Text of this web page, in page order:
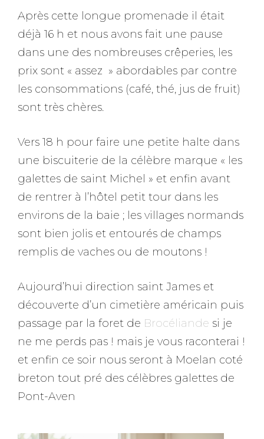
Après cette longue promenade il était
déjà 16 h et nous avons fait une pause
dans une des nombreuses crêperies, les
prix sont « assez » abordables par contre
les consommations (café, thé, jus de fruit)
sont très chères.
Vers 18 h pour faire une petite halte dans
une biscuiterie de la célèbre marque « les
galettes de saint Michel » et enfin avant
de rentrer à l’hôtel petit tour dans les
environs de la baie ; les villages normands
sont bien jolis et entourés de champs
remplis de vaches ou de moutons !
Aujourd’hui direction saint James et
découverte d’un cimetière américain puis
passage par la foret de Brocéliande si je
ne me perds pas ! mais je vous raconterai !
et enfin ce soir nous seront à Moelan coté
breton tout pré des célèbres galettes de
Pont-Aven